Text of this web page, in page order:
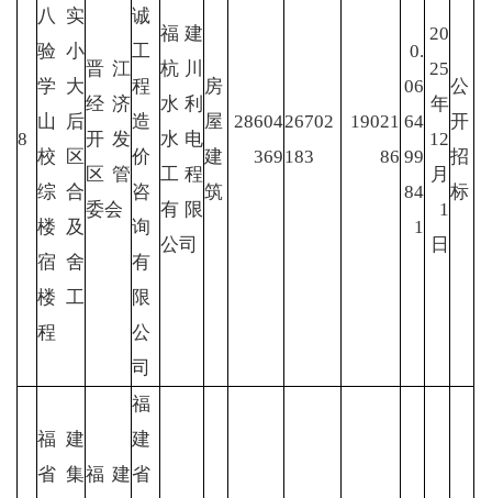
8
八实
验小
学大
山后
校区
综合
楼及
宿舍
楼工
程
晋江
经济
开发
区管
委会
诚
工
程
造
价
咨
询
有
限
公
司
福建
杭川
水利
水电
工程
有限
公司
房
屋
建
筑
28604
369
26702
183
19021
86
0.
06
64
99
84
1
20
25
年
12
月
1
日
公
开
招
标
福建
省集福建
福
建
省